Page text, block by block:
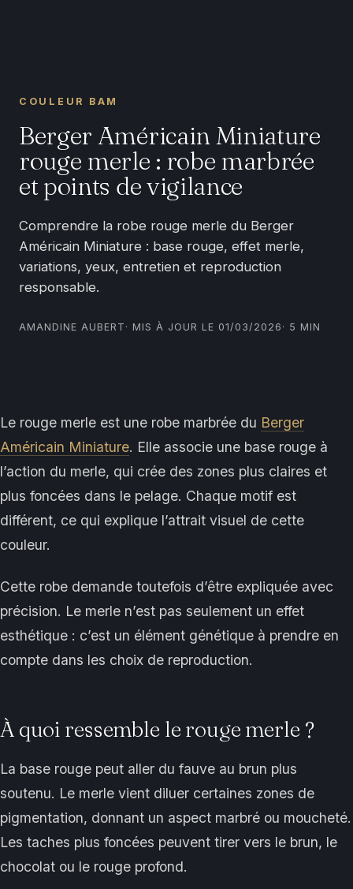
COULEUR BAM
Berger Américain Miniature
rouge merle : robe marbrée
et points de vigilance
Comprendre la robe rouge merle du Berger
Américain Miniature : base rouge, effet merle,
variations, yeux, entretien et reproduction
responsable.
AMANDINE AUBERT · MIS À JOUR LE 01/03/2026 · 5 MIN
Le rouge merle est une robe marbrée du Berger
Américain Miniature. Elle associe une base rouge à
l’action du merle, qui crée des zones plus claires et
plus foncées dans le pelage. Chaque motif est
différent, ce qui explique l’attrait visuel de cette
couleur.
Cette robe demande toutefois d’être expliquée avec
précision. Le merle n’est pas seulement un effet
esthétique : c’est un élément génétique à prendre en
compte dans les choix de reproduction.
À quoi ressemble le rouge merle ?
La base rouge peut aller du fauve au brun plus
soutenu. Le merle vient diluer certaines zones de
pigmentation, donnant un aspect marbré ou moucheté.
Les taches plus foncées peuvent tirer vers le brun, le
chocolat ou le rouge profond.